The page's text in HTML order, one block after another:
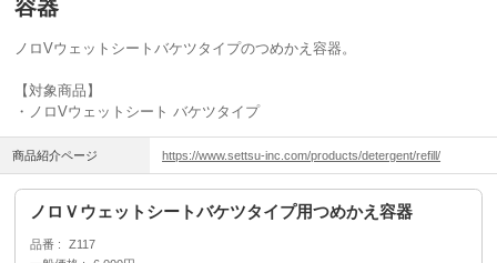
容器
ノロVウェットシートバケツタイプのつめかえ容器。
【対象商品】
・ノロVウェットシート バケツタイプ
商品紹介ページ https://www.settsu-inc.com/products/detergent/refill/
ノロＶウェットシートバケツタイプ用つめかえ容器
品番
Z117